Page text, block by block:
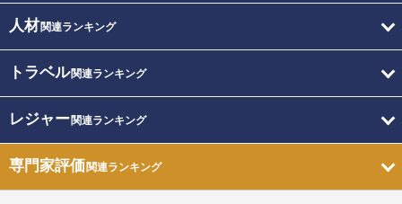
人材関連ランキング
トラベル関連ランキング
レジャー関連ランキング
専門家評価関連ランキング